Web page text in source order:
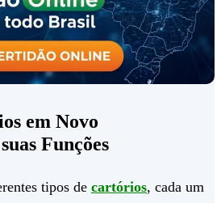
em Novo
Funções
tipos de cartórios, cada um